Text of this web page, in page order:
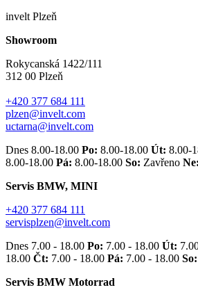
invelt Plzeň
Showroom
Rokycanská 1422/111
312 00 Plzeň
+420 377 684 111
plzen@invelt.com
uctarna@invelt.com
Dnes 8.00-18.00 Po: 8.00-18.00 Út: 8.00-
8.00-18.00 Pá: 8.00-18.00 So: Zavřeno Ne:
Servis BMW, MINI
+420 377 684 111
servisplzen@invelt.com
Dnes 7.00 - 18.00 Po: 7.00 - 18.00 Út:
18.00 Čt: 7.00 - 18.00 Pá: 7.00 - 18.00 So:
Servis BMW Motorrad